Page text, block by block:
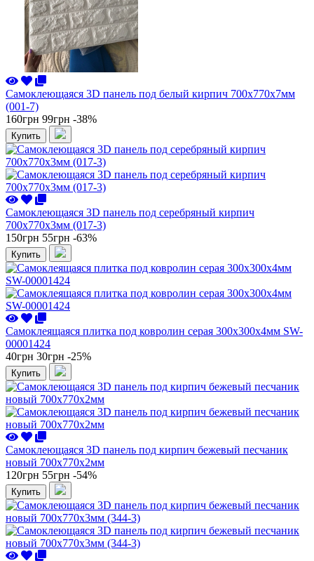
Самоклеющаяся 3D панель под белый кирпич 700x770x7мм
(001-7)
160грн 99грн -38%
Купить
Самоклеющаяся 3D панель под серебряный кирпич
700x770x3мм (017-3)
150грн 55грн -63%
Купить
Самоклеящаяся плитка под ковролин серая 300х300х4мм SW-
00001424
40грн 30грн -25%
Купить
Самоклеющаяся 3D панель под кирпич бежевый песчаник
новый 700x770x2мм
120грн 55грн -54%
Купить